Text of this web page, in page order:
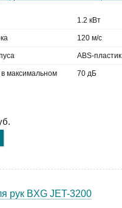
1.2 кВт
120 м/с
ABS-пластик
максимальном
70 дБ
рук BXG JET-3200